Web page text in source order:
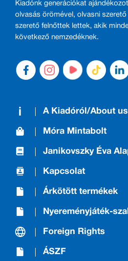
Kiadónk generációkat
olvasás örömével, olvasni
szerető felnőttek lettek, akik
következő nemzedéknek.
A Kiadóról/About us
Móra Mintabolt
Janikovszky Éva
Kapcsolat
Árkötött termékek
Nyereményjáték-
Foreign Rights
ÁSZF